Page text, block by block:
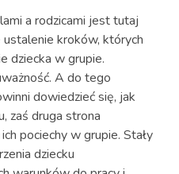
a rodzicami jest tutaj
kroków, których
dziecka w grupie.
A do tego
dowiedzieć się, jak
zaś druga strona
pociechy w grupie. Stały
dziecku